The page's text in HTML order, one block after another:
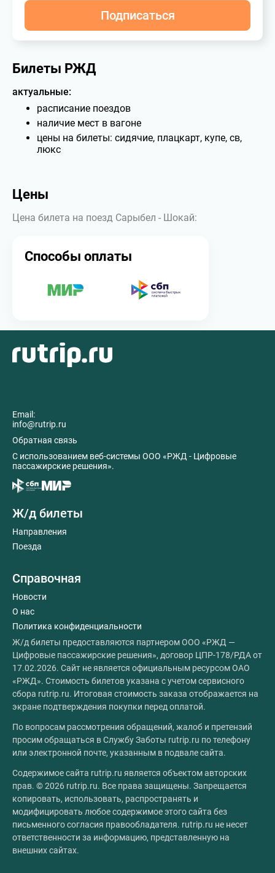
Подписаться
Билеты РЖД
актуальные:
расписание поездов
наличие мест в вагоне
цены на билеты: сидячие, плацкарт, купе, св,
люкс
Цены
Цена билета на поезд Сарыбел - Шокай:
Способы оплаты
Email:
info@rutrip.ru
Обратная связь
C использованием веб-системы ООО «РЖД - Цифровые
пассажирские решения».
Ж/д билеты
Направления
Поезда
Справочная
Новости
О нас
Политика конфиденциальности
Ж/д билеты предоставляются партнером ООО «РЖД —
Цифровые пассажирские решения», договор ЦПР-178/РДА от
17.02.2026. Сайт не является официальным ресурсом ОАО
«РЖД». Стоимость билетов указана с учетом сервисного
сбора rutrip.ru. Итоговая стоимость заказа отображается на
экране подтверждения покупки перед оплатой.
По вопросам рассмотрения обращений, жалоб и претензий
просим обращаться в Службу Заботы rutrip.ru по телефону
или электронной почте, указанным в подвале сайта.
Содержимое сайта rutrip.ru является объектом авторских
прав. © 2026 rutrip.ru. Все права защищены. Запрещается
копировать, использовать, распространять и
модифицировать любое содержимое этого сайта без
письменного согласия правообладателя. rutrip.ru не несет
ответственности за информацию, представленную на
внешних сайтах.